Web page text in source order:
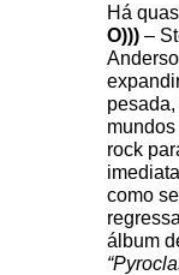
Há
O)))–
rock
como
álbum